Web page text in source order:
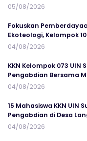
05/08/2026
Fokuskan
Ekoteologi, Kelompok
04/08/2026
KKN Kelompok 073 UIN
Pengabdian Bersama
04/08/2026
15 Mahasiswa KKN UIN
Pengabdian di Desa
04/08/2026